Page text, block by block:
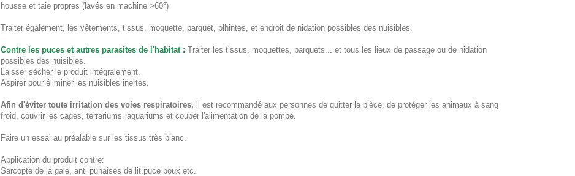
housse et taie propres (lavés en machine >60°)
Traiter également, les vêtements, tissus, moquette, parquet, plhintes, et endroit de nidation possibles des nuisibles.
Contre les puces et autres parasites de l'habitat : Traiter les tissus, moquettes, parquets... et tous les lieux de passage ou de nidation
possibles des nuisibles.
Laisser sécher le produit intégralement.
Aspirer pour éliminer les nuisibles inertes.
Afin d'éviter toute irritation des voies respiratoires, il est recommandé aux personnes de quitter la pièce, de protéger les animaux à sang
froid, couvrir les cages, terrariums, aquariums et couper l'alimentation de la pompe.
Faire un essai au préalable sur les tissus très blanc.
Application du produit contre:
Sarcopte de la gale, anti punaises de lit,puce poux etc.